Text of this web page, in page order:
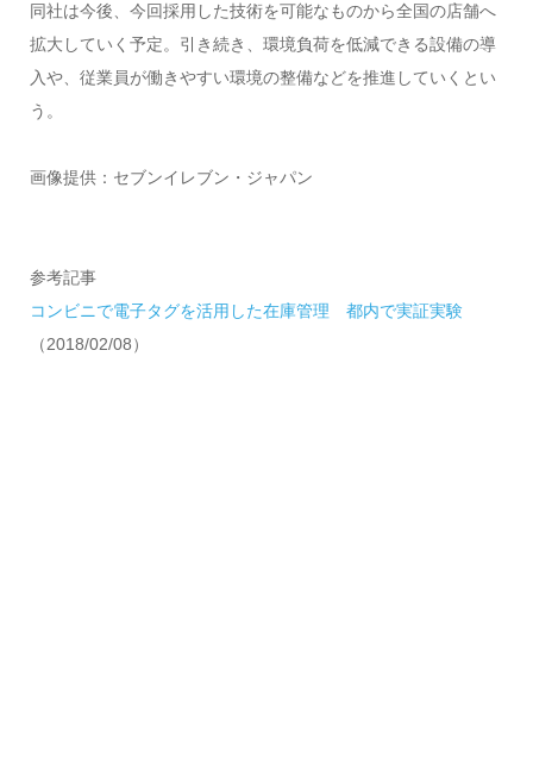
同社は今後、今回採用した技術を可能なものから全国の店舗へ
拡大していく予定。引き続き、環境負荷を低減できる設備の導
入や、従業員が働きやすい環境の整備などを推進していくとい
う。
画像提供：セブンイレブン・ジャパン
参考記事
コンビニで電子タグを活用した在庫管理 都内で実証実験
（2018/02/08）